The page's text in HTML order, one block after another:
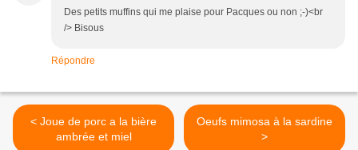
Des petits muffins qui me plaise pour Pacques ou non ;-)<br
/> Bisous
Répondre
< Joue de porc a la bière
ambrée et miel
Oeufs mimosa à la sardine
>